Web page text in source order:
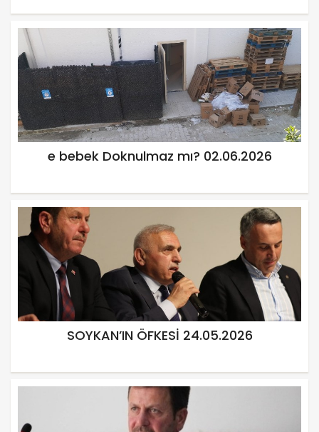
e bebek Doknulmaz mı? 02.06.2026
SOYKAN’IN ÖFKESİ 24.05.2026